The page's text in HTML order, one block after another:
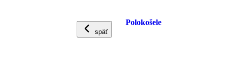
späť
Polokošele